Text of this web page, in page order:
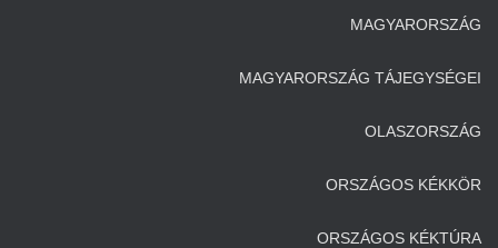
MAGYARORSZÁG
MAGYARORSZÁG TÁJEGYSÉGEI
OLASZORSZÁG
ORSZÁGOS KÉKKÖR
ORSZÁGOS KÉKTÚRA